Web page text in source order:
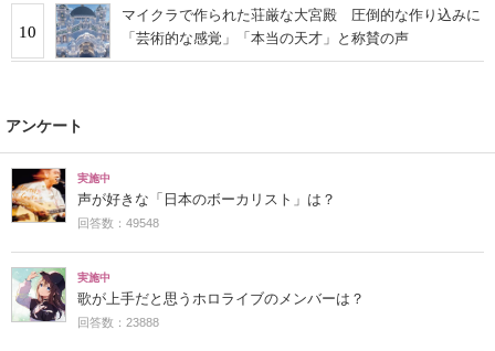
10
マイクラで作られた荘厳な大宮殿 圧倒的な作り込みに
「芸術的な感覚」「本当の天才」と称賛の声
アンケート
実施中
声が好きな「日本のボーカリスト」は？
回答数：49548
実施中
歌が上手だと思うホロライブのメンバーは？
回答数：23888